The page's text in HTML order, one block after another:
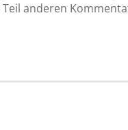
anderen